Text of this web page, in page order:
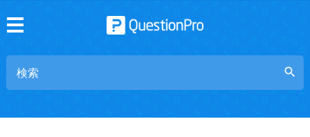
search